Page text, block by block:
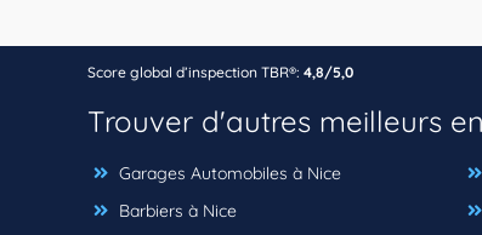
Score global d’inspection TBR®: 4,8/5,0
Trouver d'autres meilleurs
Garages Automobiles à Nice
Barbiers à Nice